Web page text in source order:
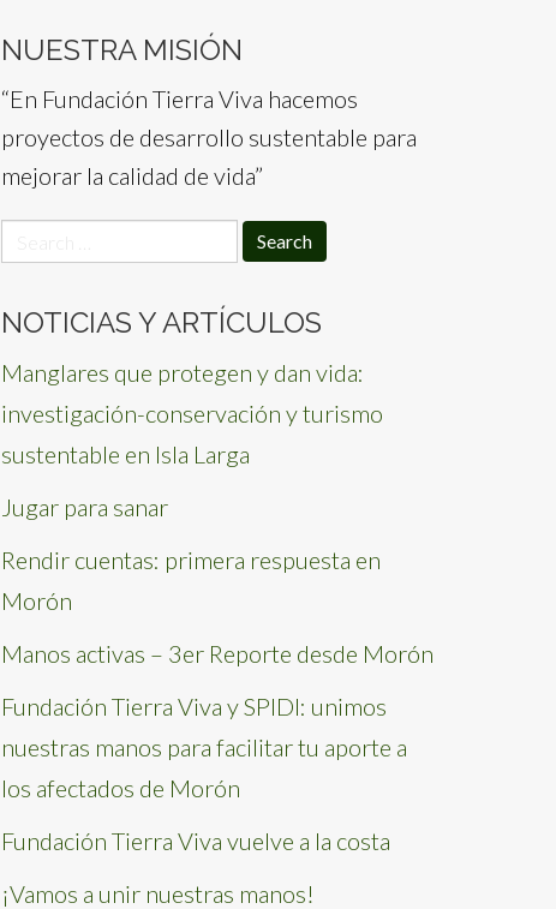
NUESTRA MISIÓN
“En Fundación Tierra Viva hacemos
proyectos de desarrollo sustentable para
mejorar la calidad de vida”
for:
NOTICIAS Y ARTÍCULOS
Manglares que protegen y dan vida:
investigación-conservación y turismo
sustentable en Isla Larga
Jugar para sanar
Rendir cuentas: primera respuesta en
Morón
Manos activas – 3er Reporte desde Morón
Fundación Tierra Viva y SPIDI: unimos
nuestras manos para facilitar tu aporte a
los afectados de Morón
Fundación Tierra Viva vuelve a la costa
¡Vamos a unir nuestras manos!